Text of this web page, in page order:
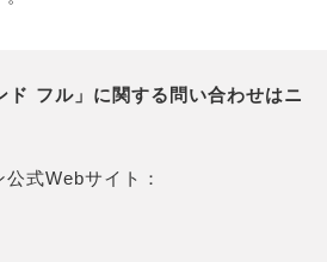
フル」に関する問い合わせはニ
式Webサイト：